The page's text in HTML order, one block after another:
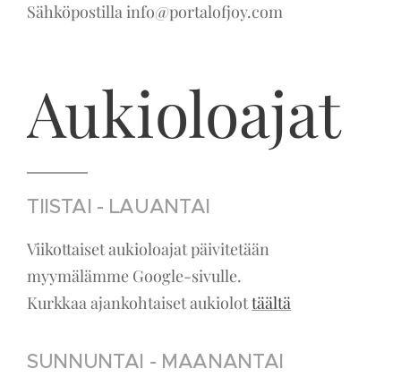
Sähköpostilla info@portalofjoy.com
Aukioloajat
TIISTAI - LAUANTAI
Viikottaiset aukioloajat päivitetään
myymälämme Google-sivulle.
Kurkkaa ajankohtaiset aukiolottäältä
SUNNUNTAI - MAANANTAI